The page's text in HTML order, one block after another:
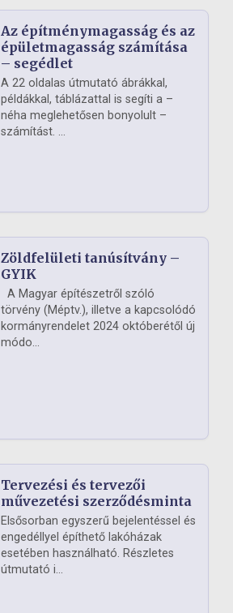
Az építménymagasság és az
épületmagasság számítása
– segédlet
A 22 oldalas útmutató ábrákkal,
példákkal, táblázattal is segíti a –
néha meglehetősen bonyolult –
számítást. ...
Zöldfelületi tanúsítvány –
GYIK
A Magyar építészetről szóló
törvény (Méptv.), illetve a kapcsolódó
kormányrendelet 2024 októberétől új
módo...
Tervezési és tervezői
művezetési szerződésminta
Elsősorban egyszerű bejelentéssel és
engedéllyel építhető lakóházak
esetében használható. Részletes
útmutató i...